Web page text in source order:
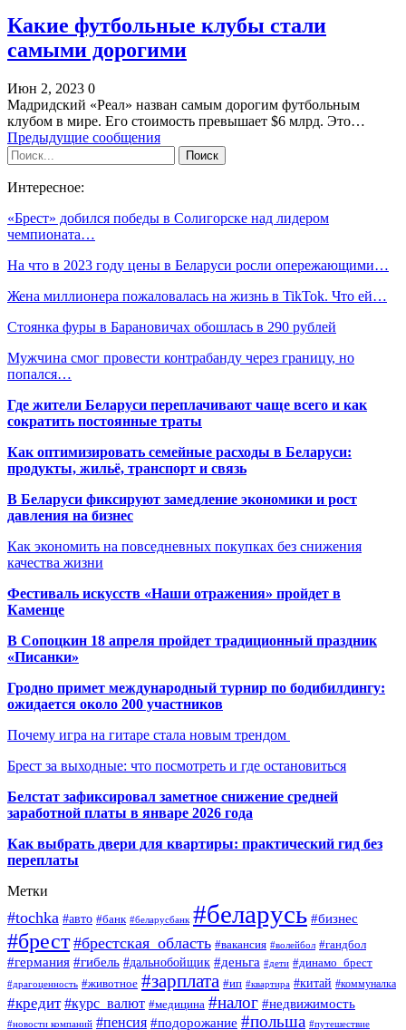
Какие футбольные клубы стали
самыми дорогими
Июн 2, 2023 0
Мадридский «Реал» назван самым дорогим футбольным
клубом в мире. Его стоимость превышает $6 млрд. Это…
Предыдущие сообщения
Интересное:
«Брест» добился победы в Солигорске над лидером
чемпионата…
На что в 2023 году цены в Беларуси росли опережающими…
Жена миллионера пожаловалась на жизнь в TikTok. Что ей…
Стоянка фуры в Барановичах обошлась в 290 рублей
Мужчина смог провести контрабанду через границу, но
попался…
Где жители Беларуси переплачивают чаще всего и как
сократить постоянные траты
Как оптимизировать семейные расходы в Беларуси:
продукты, жильё, транспорт и связь
В Беларуси фиксируют замедление экономики и рост
давления на бизнес
Как экономить на повседневных покупках без снижения
качества жизни
Фестиваль искусств «Наши отражения» пройдет в
Каменце
В Сопоцкин 18 апреля пройдет традиционный праздник
«Писанки»
Гродно примет международный турнир по бодибилдингу:
ожидается около 200 участников
Почему игра на гитаре стала новым трендом
Брест за выходные: что посмотреть и где остановиться
Белстат зафиксировал заметное снижение средней
заработной платы в январе 2026 года
Как выбрать двери для квартиры: практический гид без
переплаты
Метки
#tochka #авто #банк #беларусбанк #беларусь #бизнес
#брест #брестская_область #вакансия #волейбол #гандбол
#германия #гибель #дальнобойщик #деньга #дети #динамо_брест
#драгоценность #животное #зарплата #ип #квартира #китай #коммуналка
#кредит #курс_валют #медицина #налог #недвижимость
#новости компаний #пенсия #подорожание #польша #путешествие